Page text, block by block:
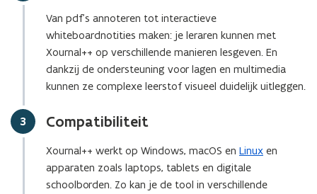
Van pdf’s annoteren tot interactieve
whiteboardnotities maken: je leraren kunnen met
Xournal++ op verschillende manieren lesgeven. En
dankzij de ondersteuning voor lagen en multimedia
kunnen ze complexe leerstof visueel duidelijk uitleggen.
Stap
3 Compatibiliteit
Xournal++ werkt op Windows, macOS en Linux en
apparaten zoals laptops, tablets en digitale
schoolborden. Zo kan je de tool in verschillende